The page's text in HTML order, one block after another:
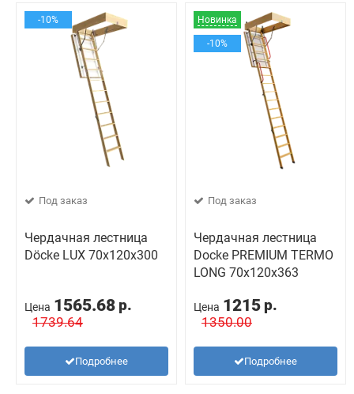
-10%
Под заказ
Чердачная лестница
Döcke LUX 70х120х300
Цена 1565.68 р.
1739.64
Подробнее
Новинка
-10%
Под заказ
Чердачная лестница
Docke PREMIUM TERMO
LONG 70х120х363
Цена 1215 р.
1350.00
Подробнее